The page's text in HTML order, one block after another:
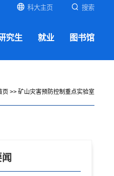
科大主页 搜索
究生 就业 图书馆
页 >> 矿山灾害预防控制重点实验室